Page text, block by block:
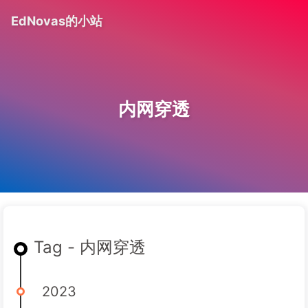
EdNovas的小站
内网穿透
Tag - 内网穿透
2023